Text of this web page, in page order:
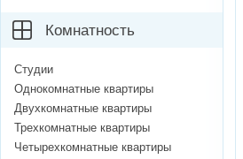
Комнатность
Студии
Однокомнатные квартиры
Двухкомнатные квартиры
Трехкомнатные квартиры
Четырехкомнатные квартиры